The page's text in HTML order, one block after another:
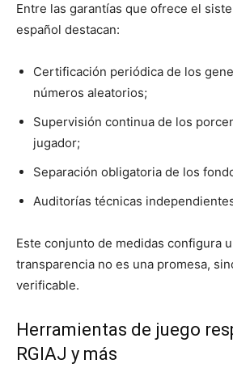
Entre las garantías que ofrece el
español destacan:
Certificación periódica de los
números aleatorios;
Supervisión continua de los
jugador;
Separación obligatoria de los
Auditorías técnicas
Este conjunto de medidas configura
transparencia no es una promesa,
verificable.
Herramientas de juego
RGIAJ y más